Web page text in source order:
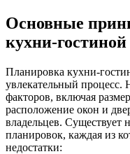
Основные
кухни-
Планировка кухни-
увлекательный процесс.
факторов, включая
расположение окон и
владельцев. Существует
планировок, каждая из
недостатки: